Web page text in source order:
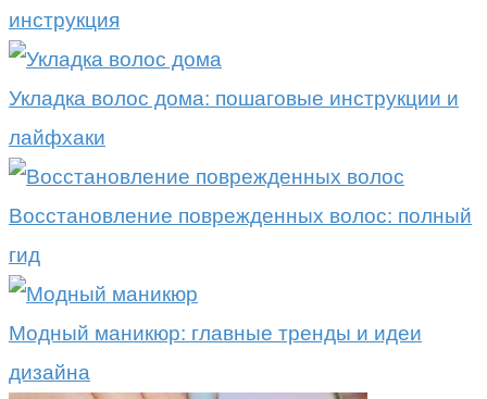
инструкция
Укладка волос дома: пошаговые инструкции и
лайфхаки
Восстановление поврежденных волос: полный
гид
Модный маникюр: главные тренды и идеи
дизайна